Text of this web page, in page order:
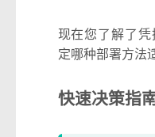
现在您了解了
定哪种部署方法
快速决策指